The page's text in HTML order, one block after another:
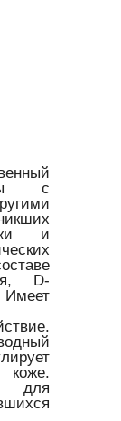
с
и
D-
коже.
для